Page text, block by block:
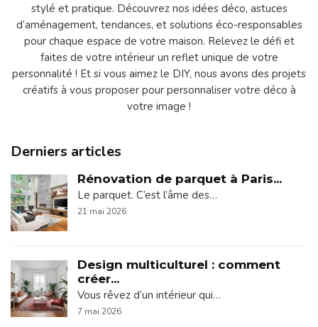
stylé et pratique. Découvrez nos idées déco, astuces
d’aménagement, tendances, et solutions éco-responsables
pour chaque espace de votre maison. Relevez le défi et
faites de votre intérieur un reflet unique de votre
personnalité ! Et si vous aimez le DIY, nous avons des projets
créatifs à vous proposer pour personnaliser votre déco à
votre image !
Derniers articles
Rénovation de parquet à Paris...
Le parquet. C’est l’âme des…
21 mai 2026
Design multiculturel : comment
créer...
Vous rêvez d’un intérieur qui…
7 mai 2026